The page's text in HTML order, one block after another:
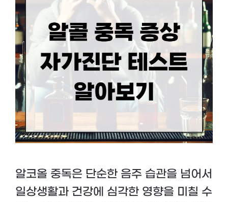
알코올 중독은 단순한 음주 습관을 넘어서
일상생활과 건강에 심각한 영향을 미칠 수